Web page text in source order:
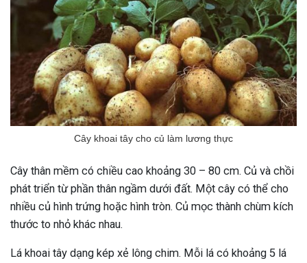
Cây khoai tây cho củ làm lương thực
Cây thân mềm có chiều cao khoảng 30 – 80 cm. Củ và chồi
phát triển từ phần thân ngầm dưới đất. Một cây có thể cho
nhiều củ hình trứng hoặc hình tròn. Củ mọc thành chùm kích
thước to nhỏ khác nhau.
Lá khoai tây dạng kép xẻ lông chim. Mỗi lá có khoảng 5 lá